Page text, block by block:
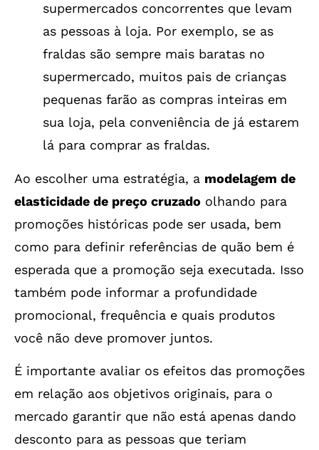
supermercados concorrentes que levam
as pessoas à loja. Por exemplo, se as
fraldas são sempre mais baratas no
supermercado, muitos pais de crianças
pequenas farão as compras inteiras em
sua loja, pela conveniência de já estarem
lá para comprar as fraldas.
Ao escolher uma estratégia, a modelagem de
elasticidade de preço cruzado olhando para
promoções históricas pode ser usada, bem
como para definir referências de quão bem é
esperada que a promoção seja executada. Isso
também pode informar a profundidade
promocional, frequência e quais produtos
você não deve promover juntos.
É importante avaliar os efeitos das promoções
em relação aos objetivos originais, para o
mercado garantir que não está apenas dando
desconto para as pessoas que teriam